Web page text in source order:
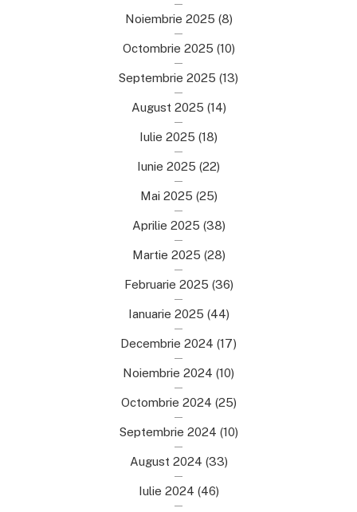
Noiembrie 2025 (8)
Octombrie 2025 (10)
Septembrie 2025 (13)
August 2025 (14)
Iulie 2025 (18)
Iunie 2025 (22)
Mai 2025 (25)
Aprilie 2025 (38)
Martie 2025 (28)
Februarie 2025 (36)
Ianuarie 2025 (44)
Decembrie 2024 (17)
Noiembrie 2024 (10)
Octombrie 2024 (25)
Septembrie 2024 (10)
August 2024 (33)
Iulie 2024 (46)